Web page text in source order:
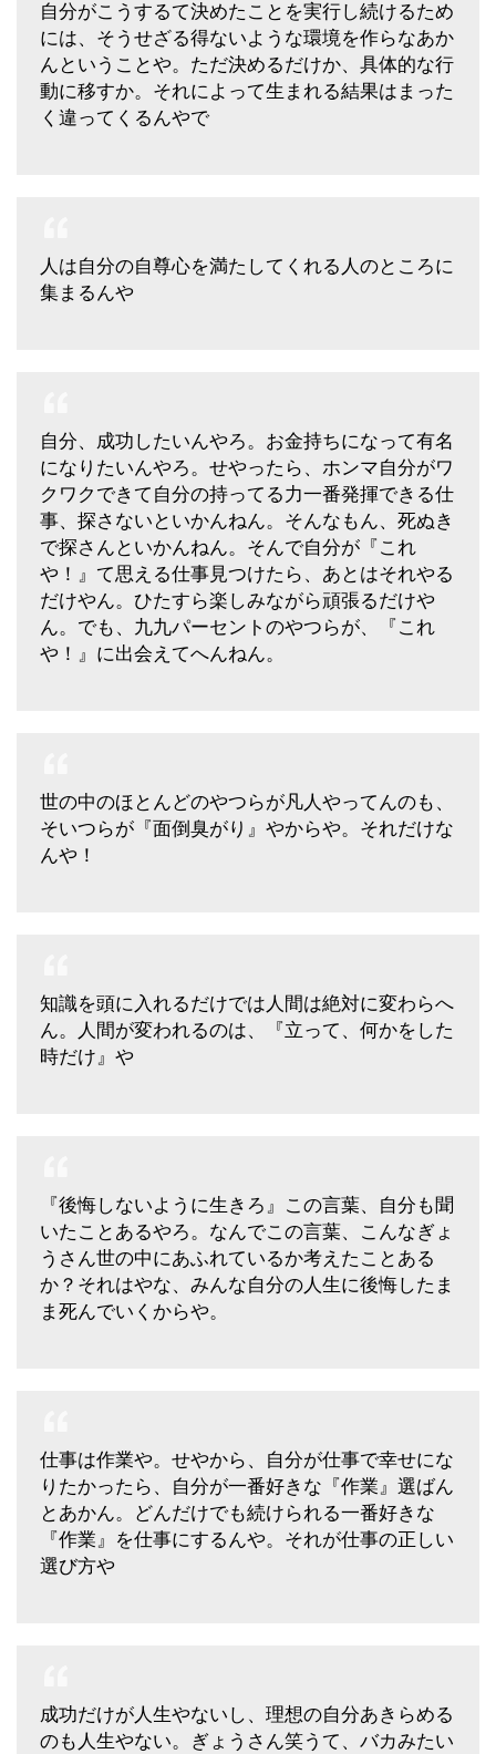
自分がこうするて決めたことを実行し続けるため
には、そうせざる得ないような環境を作らなあか
んということや。ただ決めるだけか、具体的な行
動に移すか。それによって生まれる結果はまった
く違ってくるんやで
人は自分の自尊心を満たしてくれる人のところに
集まるんや
自分、成功したいんやろ。お金持ちになって有名
になりたいんやろ。せやったら、ホンマ自分がワ
クワクできて自分の持ってる力一番発揮できる仕
事、探さないといかんねん。そんなもん、死ぬき
で探さんといかんねん。そんで自分が『これ
や！』て思える仕事見つけたら、あとはそれやる
だけやん。ひたすら楽しみながら頑張るだけや
ん。でも、九九パーセントのやつらが、『これ
や！』に出会えてへんねん。
世の中のほとんどのやつらが凡人やってんのも、
そいつらが『面倒臭がり』やからや。それだけな
んや！
知識を頭に入れるだけでは人間は絶対に変わらへ
ん。人間が変われるのは、『立って、何かをした
時だけ』や
『後悔しないように生きろ』この言葉、自分も聞
いたことあるやろ。なんでこの言葉、こんなぎょ
うさん世の中にあふれているか考えたことある
か？それはやな、みんな自分の人生に後悔したま
ま死んでいくからや。
仕事は作業や。せやから、自分が仕事で幸せにな
りたかったら、自分が一番好きな『作業』選ばん
とあかん。どんだけでも続けられる一番好きな
『作業』を仕事にするんや。それが仕事の正しい
選び方や
成功だけが人生やないし、理想の自分あきらめる
のも人生やない。ぎょうさん笑うて、バカみたい